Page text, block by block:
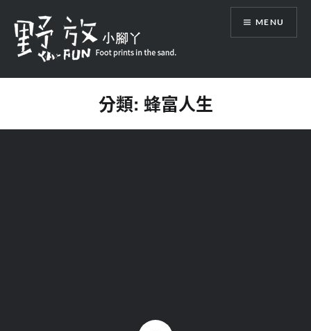
content
野放小腳丫 Foot prints in the sand.
MENU
分類: 蜂富人生